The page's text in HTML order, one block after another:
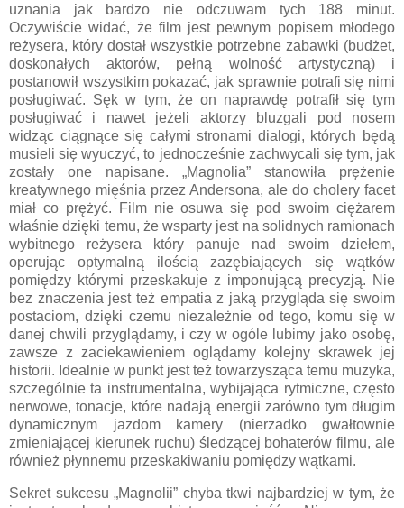
uznania jak bardzo nie odczuwam tych 188 minut.
Oczywiście widać, że film jest pewnym popisem młodego
reżysera, który dostał wszystkie potrzebne zabawki (budżet,
doskonałych aktorów, pełną wolność artystyczną) i
postanowił wszystkim pokazać, jak sprawnie potrafi się nimi
posługiwać. Sęk w tym, że on naprawdę potrafił się tym
posługiwać i nawet jeżeli aktorzy bluzgali pod nosem
widząc ciągnące się całymi stronami dialogi, których będą
musieli się wyuczyć, to jednocześnie zachwycali się tym, jak
zostały one napisane. „Magnolia” stanowiła prężenie
kreatywnego mięśnia przez Andersona, ale do cholery facet
miał co prężyć. Film nie osuwa się pod swoim ciężarem
właśnie dzięki temu, że wsparty jest na solidnych ramionach
wybitnego reżysera który panuje nad swoim dziełem,
operując optymalną ilością zazębiających się wątków
pomiędzy którymi przeskakuje z imponującą precyzją. Nie
bez znaczenia jest też empatia z jaką przygląda się swoim
postaciom, dzięki czemu niezależnie od tego, komu się w
danej chwili przyglądamy, i czy w ogóle lubimy jako osobę,
zawsze z zaciekawieniem oglądamy kolejny skrawek jej
historii. Idealnie w punkt jest też towarzysząca temu muzyka,
szczególnie ta instrumentalna, wybijająca rytmiczne, często
nerwowe, tonacje, które nadają energii zarówno tym długim
dynamicznym jazdom kamery (nierzadko gwałtownie
zmieniającej kierunek ruchu) śledzącej bohaterów filmu, ale
również płynnemu przeskakiwaniu pomiędzy wątkami.
Sekret sukcesu „Magnolii” chyba tkwi najbardziej w tym, że